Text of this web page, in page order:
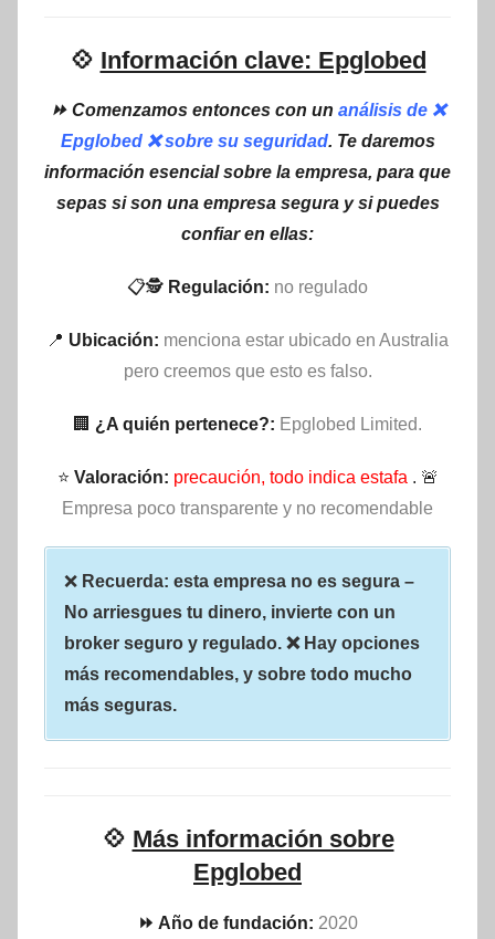
💠 Información clave: Epglobed
⏩ Comenzamos entonces con un análisis de ❌
Epglobed ❌ sobre su seguridad. Te daremos
información esencial sobre la empresa, para que
sepas si son una empresa segura y si puedes
confiar en ellas:
📋🕵 Regulación: no regulado
📍 Ubicación: menciona estar ubicado en Australia
pero creemos que esto es falso.
🏢 ¿A quién pertenece?: Epglobed Limited.
⭐ Valoración: precaución, todo indica estafa . 🚨
Empresa poco transparente y no recomendable
❌ Recuerda: esta empresa no es segura –
No arriesgues tu dinero, invierte con un
broker seguro y regulado. ❌ Hay opciones
más recomendables, y sobre todo mucho
más seguras.
💠 Más información sobre
Epglobed
⏩ Año de fundación: 2020